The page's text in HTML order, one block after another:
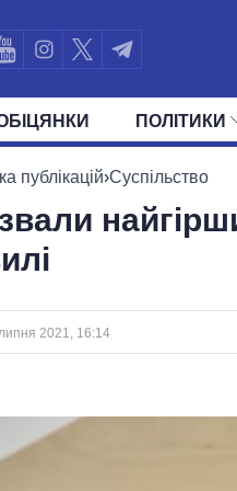
ПОЛIТИКИ
УСІ ПОЛІТИКИ ПРЕЗИДЕНТ І ОФІС
публікацій›Суспільство
2021, 16:14